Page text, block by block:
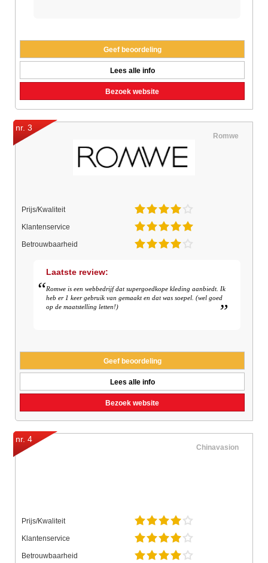
Geef beoordeling
Lees alle info
Bezoek website
nr. 3
Romwe
Prijs/Kwaliteit
Klantenservice
Betrouwbaarheid
Laatste review:
Romwe is een webbedrijf dat supergoedkope kleding aanbiedt. Ik
heb er 1 keer gebruik van gemaakt en dat was soepel. (wel goed
op de maatstelling letten!)
Geef beoordeling
Lees alle info
Bezoek website
nr. 4
Chinavasion
Prijs/Kwaliteit
Klantenservice
Betrouwbaarheid